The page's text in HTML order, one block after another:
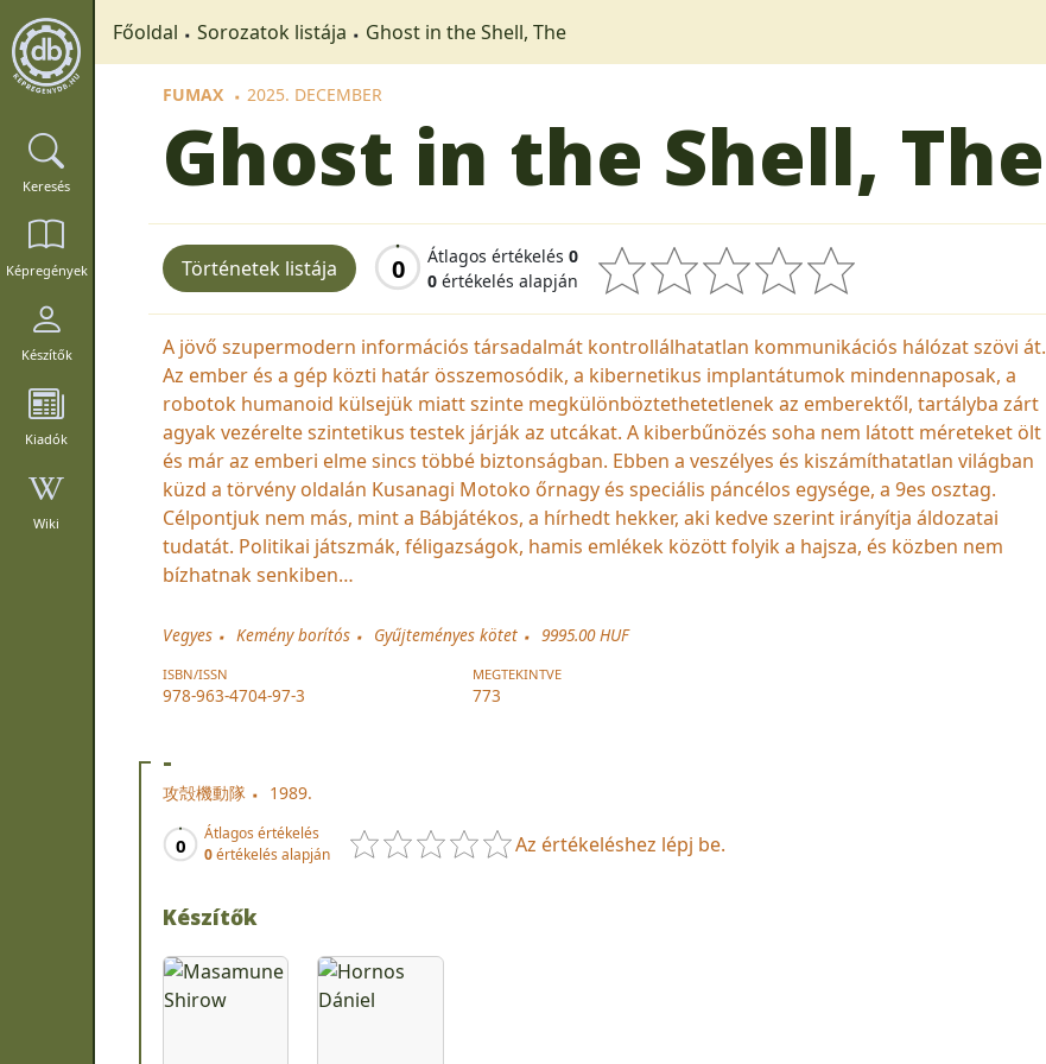
Keresés
Képregények
Készítők
Kiadók
Wiki
Főoldal Sorozatok listája Ghost in the Shell, The
FUMAX 2025. DECEMBER
Ghost in the Shell, The
Történetek listája 0 Átlagos értékelés 0
0 értékelés alapján
A jövő szupermodern információs társadalmát kontrollálhatatlan kommunikációs hálózat szövi át.
Az ember és a gép közti határ összemosódik, a kibernetikus implantátumok mindennaposak, a
robotok humanoid külsejük miatt szinte megkülönböztethetetlenek az emberektől, tartályba zárt
agyak vezérelte szintetikus testek járják az utcákat. A kiberbűnözés soha nem látott méreteket ölt
és már az emberi elme sincs többé biztonságban. Ebben a veszélyes és kiszámíthatatlan világban
küzd a törvény oldalán Kusanagi Motoko őrnagy és speciális páncélos egysége, a 9­es osztag.
Célpontjuk nem más, mint a Bábjátékos, a hírhedt hekker, aki kedve szerint irányítja áldozatai
tudatát. Politikai játszmák, féligazságok, hamis emlékek között folyik a hajsza, és közben nem
bízhatnak senkiben…
Vegyes Kemény borítós Gyűjteményes kötet 9995.00 HUF
ISBN/ISSN
978-963-4704-97-3
MEGTEKINTVE
773
-
攻殻機動隊 1989.
0
Átlagos értékelés
0értékelés alapján Az értékeléshez lépj be.
Készítők